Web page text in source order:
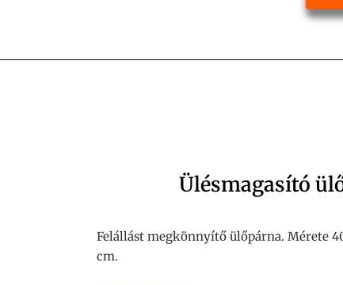
Ülésmagasító
Felállást megkönnyítő ülőpárna. Mérete
cm.